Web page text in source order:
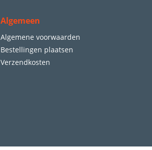
Algemeen
Algemene voorwaarden
Bestellingen plaatsen
Verzendkosten